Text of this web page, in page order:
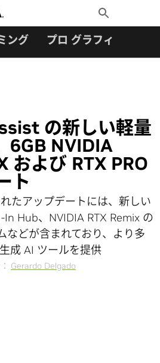
Toggle
Search
ング プロ グラフィックス
の新しい軽量
6GB NVIDIA
および RTX PRO
ト
たアップデートには、新しい
Hub、NVIDIA RTX Remix の
などが含まれており、より多
成 AI ツールを提供
Gerardo Delgado